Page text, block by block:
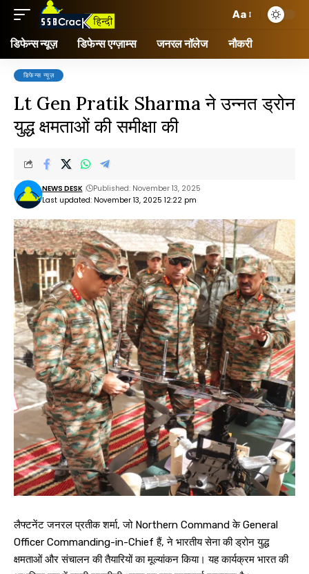
Aa
डिफेन्स न्यूज़ डिफेन्स एग्ज़ाम्स जनरल नॉलेज नौकरी
डिफेन्स न्यूज़
Lt Gen Pratik Sharma ने उन्नत ड्रोन
युद्ध क्षमताओं की समीक्षा की
Last updated: November 13, 2025 12:22 pm
NEWS DESK Published: November 13, 2025
लैफ्टनेंट जनरल प्रतीक शर्मा, जो Northern Command के General
Officer Commanding-in-Chief हैं, ने भारतीय सेना की ड्रोन युद्ध
क्षमताओं और संचालन की तैयारियों का मूल्यांकन किया। यह कार्यक्रम भारत की